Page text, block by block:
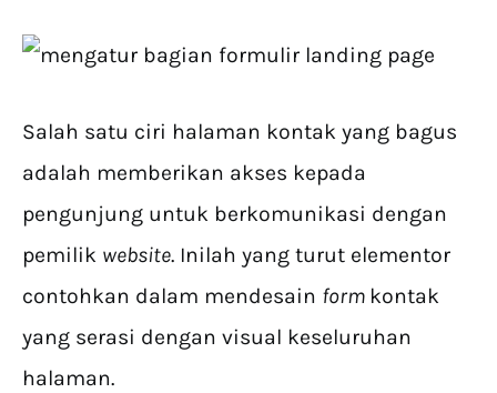
Salah satu ciri halaman kontak yang bagus
adalah memberikan akses kepada
pengunjung untuk berkomunikasi dengan
pemilik website. Inilah yang turut elementor
contohkan dalam mendesain form kontak
yang serasi dengan visual keseluruhan
halaman.